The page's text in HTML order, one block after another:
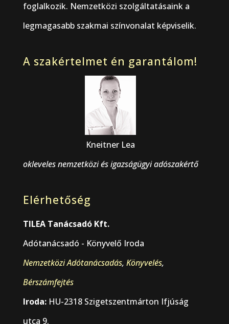
foglalkozik. Nemzetközi szolgáltatásaink a
legmagasabb szakmai színvonalat képviselik.
A szakértelmet én garantálom!
Kneitner Lea
okleveles nemzetközi és igazságügyi adószakértő
Elérhetőség
TILEA Tanácsadó Kft.
Adótanácsadó - Könyvelő Iroda
Nemzetközi Adótanácsadás, Könyvelés,
Bérszámfejtés
Iroda: HU-2318 Szigetszentmárton Ifjúság
utca 9.